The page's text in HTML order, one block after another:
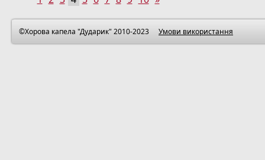
©Хорова капела "Дударик" 2010-2023 Умови використання